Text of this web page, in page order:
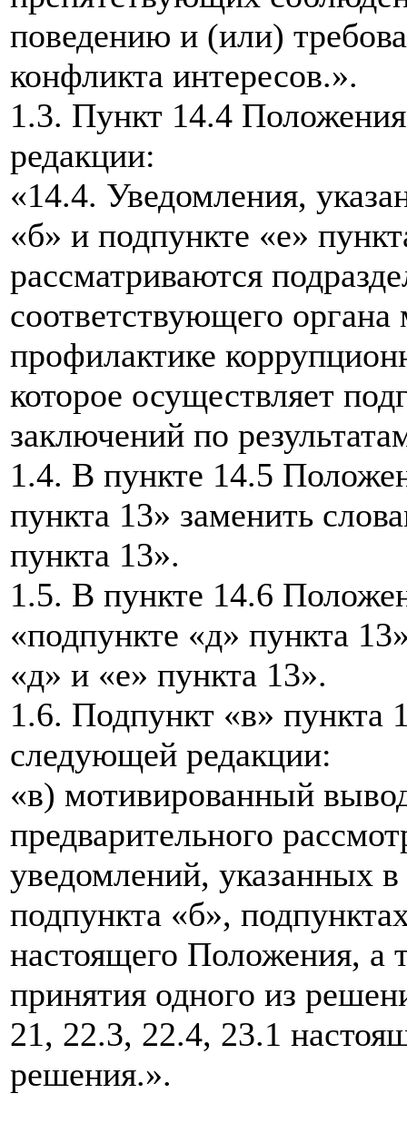
поведению и (или)
конфликта интересов.».
1.3. Пункт 14.4
редакции:
«14.4. Уведомления,
«б» и подпункте «е»
рассматриваются
соответствующего
профилактике
которое осуществляет
заключений по
1.4. В пункте 14.5
пункта 13» заменить
пункта 13».
1.5. В пункте 14.6
«подпункте «д» пункта
«д» и «е» пункта 13».
1.6. Подпункт «в» пункта
следующей редакции:
«в) мотивированный
предварительного
уведомлений, указанных
подпункта «б»,
настоящего Положения, а
принятия одного из
21, 22.3, 22.4, 23.1
решения.».